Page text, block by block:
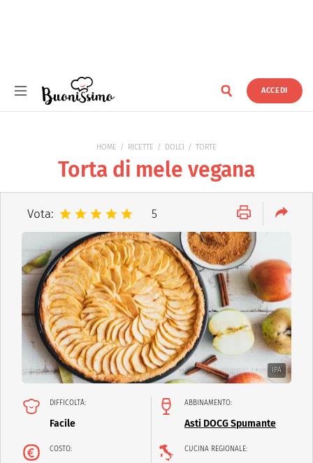
ACCEDI
HOME RICETTE DOLCI TORTE
Torta di mele vegana
Vota: 5
IPA
DIFFICOLTÀ:
Facile
ABBINAMENTO:
Asti DOCG Spumante
COSTO: CUCINA REGIONALE: